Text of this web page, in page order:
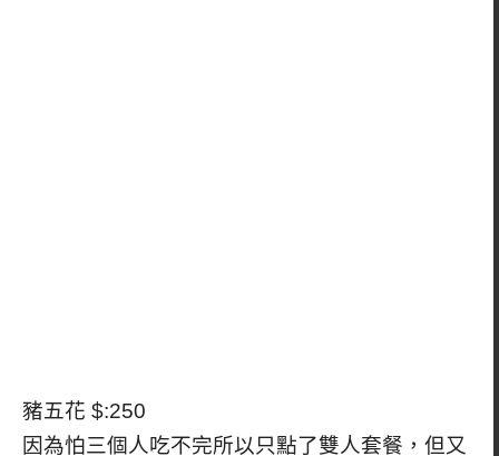
豬五花 $:250
因為怕三個人吃不完所以只點了雙人套餐，但又